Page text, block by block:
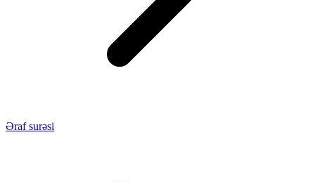
Əraf surəsi